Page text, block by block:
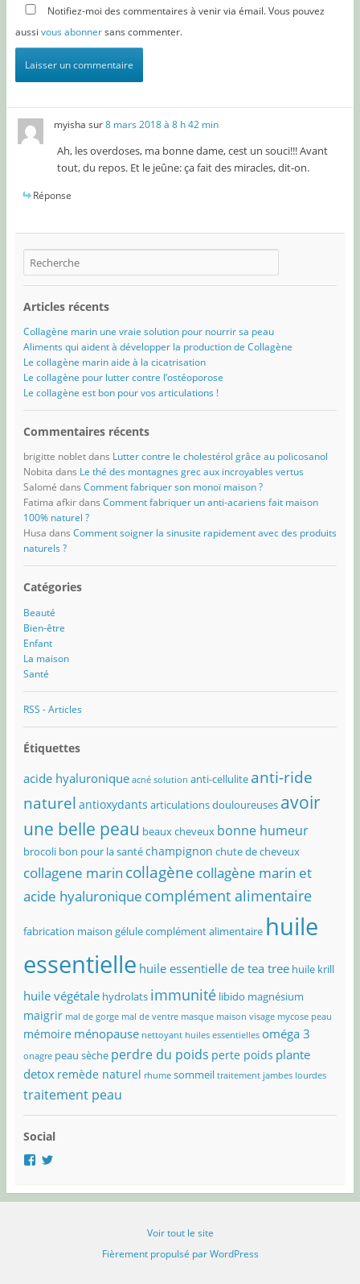
Notifiez-moi des commentaires à venir via émail. Vous pouvez
aussi vous abonnersans commenter.
myisha sur8 mars 2018 à 8 h 42 min
Ah, les overdoses, ma bonne dame, cest un souci!!! Avant
tout, du repos. Et le jeûne: ça fait des miracles, dit-on.
Réponse
Articles récents
Collagène marin une vraie solution pour nourrir sa peau
Aliments qui aident à développer la production de Collagène
Le collagène marin aide à la cicatrisation
Le collagène pour lutter contre l’ostéoporose
Le collagène est bon pour vos articulations !
Commentaires récents
brigitte nobletdans Lutter contre le cholestérol grâce au policosanol
Nobita dans Le thé des montagnes grec aux incroyables vertus
Salomé dans Comment fabriquer son monoï maison ?
Fatima afkirdans Comment fabriquer un anti-acariens fait maison
100% naturel ?
Husa dans Comment soigner la sinusite rapidement avec des produits
naturels ?
Catégories
Beauté
Bien-être
Enfant
La maison
Santé
RSS - Articles
Étiquettes
acide hyaluronique acné solution anti-cellulite anti-ride
naturel antioxydants articulations douloureuses avoir
une belle peau beaux cheveux bonne humeur
brocoli bon pour la santé champignon chute de cheveux
collagene marin collagène collagène marin et
acide hyaluronique complément alimentaire
fabrication maison gélule complément alimentaire huile
essentielle huile essentielle de tea tree huile krill
huile végétale hydrolats immunité libido magnésium
maigrir mal de gorge mal de ventre masque maison visage mycose peau
mémoire ménopause nettoyant huiles essentielles oméga 3
onagre peau sèche perdre du poids perte poids plante
detox remède naturel rhume sommeil traitement jambes lourdes
traitement peau
Social
VoirVoir
Voir tout le site
Fièrement propulsé par WordPress